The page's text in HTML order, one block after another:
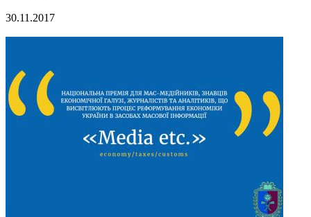
30.11.2017